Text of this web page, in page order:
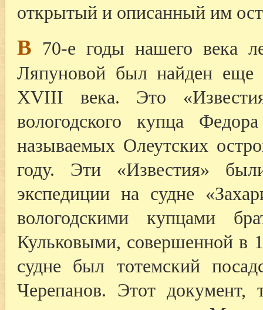
открытый и описанный им
В 70-е годы нашего века
Ляпуновой был найден еще
XVIII века. Это
вологодского купца
называемых Олеутских
году. Эти «Известия»
экспедиции на судне
вологодскими купцами
Кульковыми, совершенной в
судне был тотемский
Черепанов. Этот